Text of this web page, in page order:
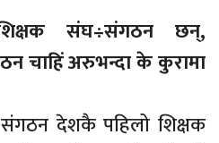
संघ÷संगठन छन्,
चाहिं अरुभन्दा के कुरामा
संगठन देशकै पहिलो शिक्षक